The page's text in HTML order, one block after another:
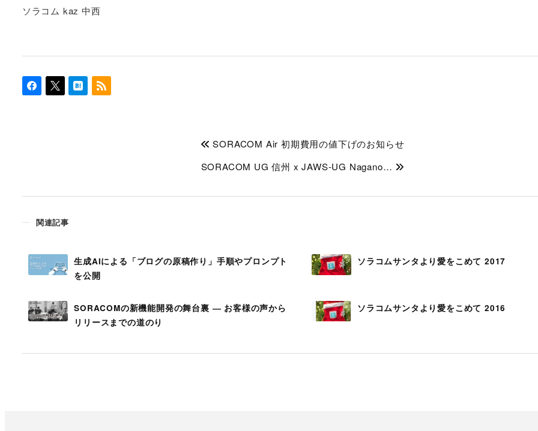
ソラコム kaz 中西
関連記事
生成AIによる「ブログの原稿作り」手順やプロンプト
を公開
ソラコムサンタより愛をこめて 2017
SORACOMの新機能開発の舞台裏 ― お客様の声から
リリースまでの道のり
ソラコムサンタより愛をこめて 2016
SORACOM Air 初期費用の値下げのお知らせ
SORACOM UG 信州 x JAWS-UG Nagano…